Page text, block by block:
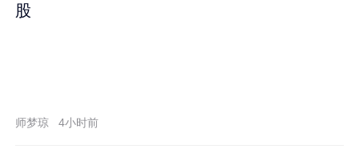
股
师梦琼 4小时前